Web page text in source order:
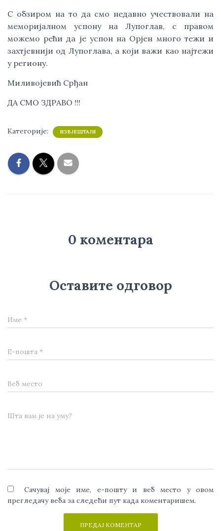
С обзиром на то да смо недавно учествовали на
меморијалном успону на Лупоглав, с правом
можемо рећи да је успон на Орјен много тежи и
захтјевнији од Лупоглава, а који важи као најтежи
у региону.
Миливојевић Срђан
ДА СМО ЗДРАВО !!!
Категорије: ИЗВЈЕШТАЈИ
0 коментара
Оставите одговор
Име *
Е-пошта *
Веб место
Шта вам је на уму?
Сачувај моје име, е-пошту и веб место у овом
прегледачу веба за следећи пут када коментаришем.